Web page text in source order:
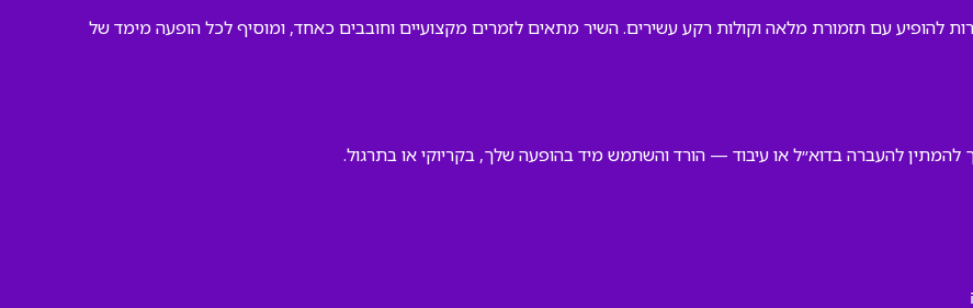
להופיע עם תזמורת מלאה וקולות רקע עשירים. השיר מתאים לזמרים מקצועיים וחובבים כאחד, ומוסיף לכל הופעה מימד של
להמתין להעברה בדוא״ל או עיבוד — הורד והשתמש מיד בהופעה שלך, בקריוקי או בתרגול.